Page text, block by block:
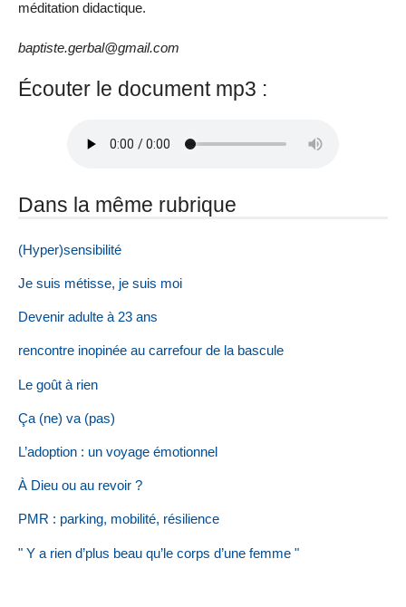
méditation didactique.
baptiste.gerbal@gmail.com
Écouter le document mp3 :
Dans la même rubrique
(Hyper)sensibilité
Je suis métisse, je suis moi
Devenir adulte à 23 ans
rencontre inopinée au carrefour de la bascule
Le goût à rien
Ça (ne) va (pas)
L’adoption : un voyage émotionnel
À Dieu ou au revoir ?
PMR : parking, mobilité, résilience
" Y a rien d’plus beau qu’le corps d’une femme "